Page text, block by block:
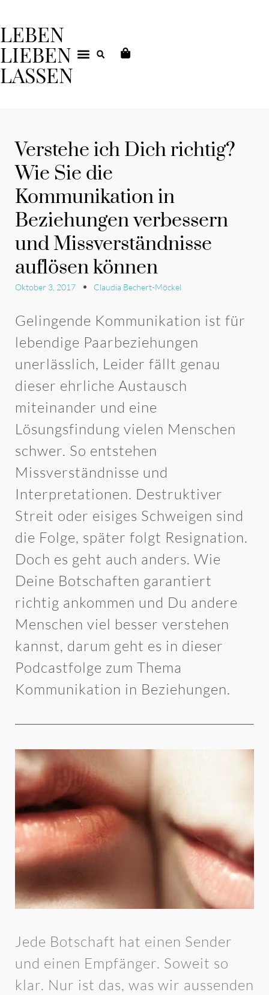
LEBEN
LIEBEN
LASSEN
Verstehe ich Dich richtig?
Wie Sie die
Kommunikation in
Beziehungen verbessern
und Missverständnisse
auflösen können
Oktober 3, 2017 Claudia Bechert-Möckel
Gelingende Kommunikation ist für
lebendige Paarbeziehungen
unerlässlich, Leider fällt genau
dieser ehrliche Austausch
miteinander und eine
Lösungsfindung vielen Menschen
schwer. So entstehen
Missverständnisse und
Interpretationen. Destruktiver
Streit oder eisiges Schweigen sind
die Folge, später folgt Resignation.
Doch es geht auch anders. Wie
Deine Botschaften garantiert
richtig ankommen und Du andere
Menschen viel besser verstehen
kannst, darum geht es in dieser
Podcastfolge zum Thema
Kommunikation in Beziehungen.
Jede Botschaft hat einen Sender
und einen Empfänger. Soweit so
klar. Nur ist das, was wir aussenden